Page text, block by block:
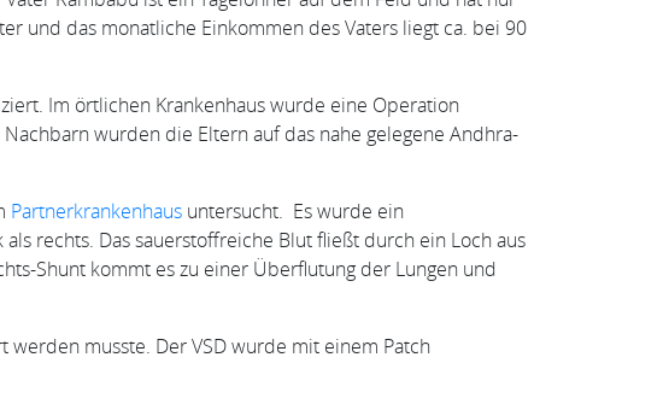
und das monatliche Einkommen des Vaters liegt ca. bei 90
Im örtlichen Krankenhaus wurde eine Operation
wurden die Eltern auf das nahe gelegene Andhra-
Partnerkrankenhaus untersucht. Es wurde ein
rechts. Das sauerstoffreiche Blut fließt durch ein Loch aus
Shunt kommt es zu einer Überflutung der Lungen und
musste. Der VSD wurde mit einem Patch